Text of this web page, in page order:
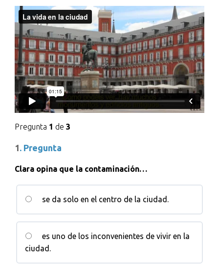
Pregunta 1 de 3
1. Pregunta
Clara opina que la contaminación…
se da solo en el centro de la ciudad.
es uno de los inconvenientes de vivir en la
ciudad.